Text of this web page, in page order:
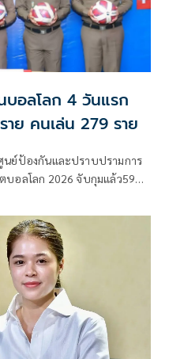
อลโลก 4 วันแรก
าย คนเล่น 279 ราย
นย์ป้องกันและปราบปรามการ
อลโลก 2026 จับกุมแล้ว596
เงินหมุนเวียน 2,150 ล้าน